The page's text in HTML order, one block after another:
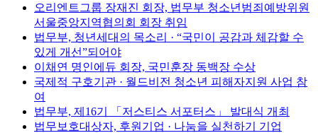
오리엔트그룹 장재진 회장, 법무부 청소년범죄예방위원
서울중앙지역협의회 회장 취임
법무부, 청년세대의 목소리 · “국민이 공감과 체감할 수
있게 개선”되어야
이채연 명인에듀 회장, 국민훈장 동백장 수상
국제적 구호기관 · 월드비전 청소년 피해자지원 사업 참
여
법무부, 제16기 「저스티스 서포터스」 발대식 개최
법무보호대상자, 후원기업 · 나눔을 실천하기 기업